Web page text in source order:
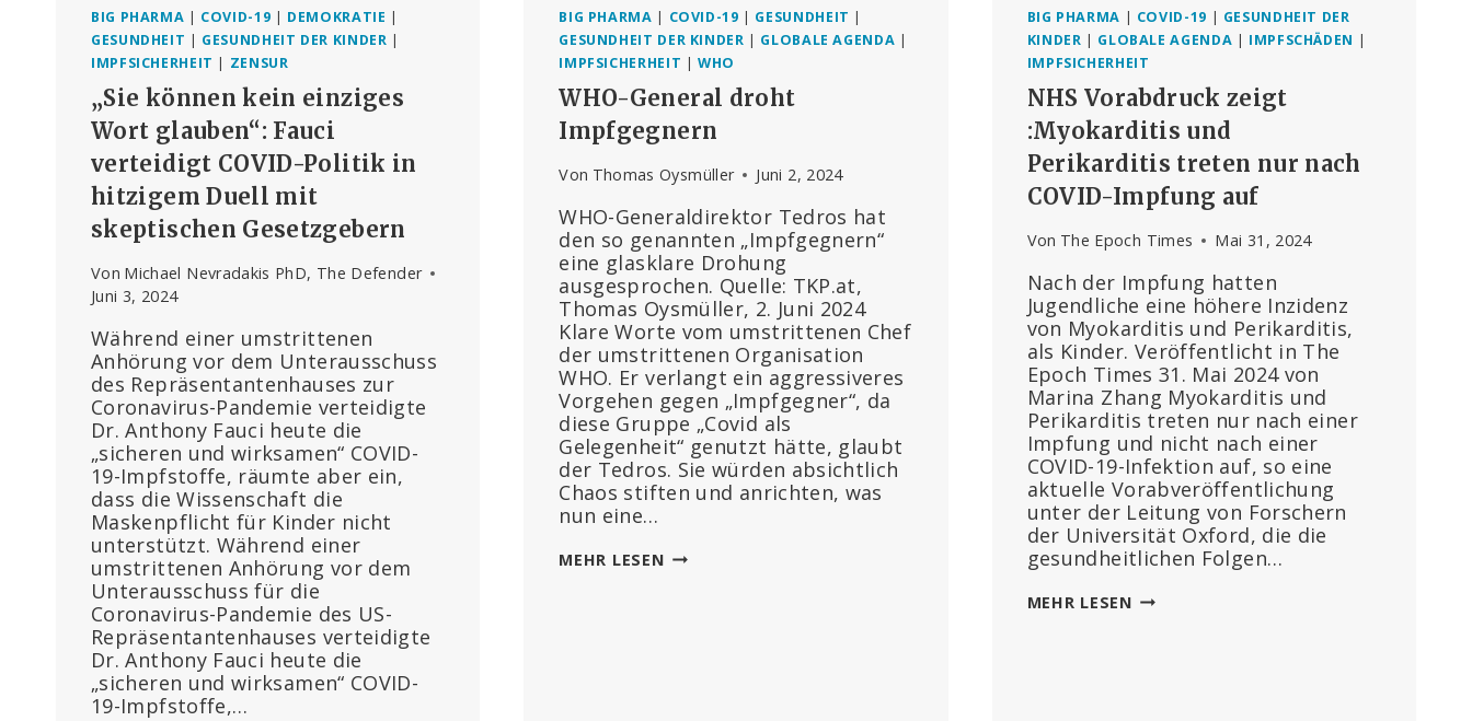
BIG PHARMA | COVID-19 | DEMOKRATIE |
GESUNDHEIT | GESUNDHEIT DER KINDER |
IMPFSICHERHEIT | ZENSUR
„Sie können kein einziges
Wort glauben“: Fauci
verteidigt COVID-Politik in
hitzigem Duell mit
skeptischen Gesetzgebern
Von Michael Nevradakis PhD, The Defender
Juni 3, 2024
Während einer umstrittenen
Anhörung vor dem Unterausschuss
des Repräsentantenhauses zur
Coronavirus-Pandemie verteidigte
Dr. Anthony Fauci heute die
„sicheren und wirksamen“ COVID-
19-Impfstoffe, räumte aber ein,
dass die Wissenschaft die
Maskenpflicht für Kinder nicht
unterstützt. Während einer
umstrittenen Anhörung vor dem
Unterausschuss für die
Coronavirus-Pandemie des US-
Repräsentantenhauses verteidigte
Dr. Anthony Fauci heute die
„sicheren und wirksamen“ COVID-
19-Impfstoffe,…
BIG PHARMA | COVID-19 | GESUNDHEIT |
GESUNDHEIT DER KINDER | GLOBALE AGENDA |
IMPFSICHERHEIT |WHO
WHO-General droht
Impfgegnern
Von Thomas Oysmüller Juni 2, 2024
WHO-Generaldirektor Tedros hat
den so genannten „Impfgegnern“
eine glasklare Drohung
ausgesprochen. Quelle: TKP.at,
Thomas Oysmüller, 2. Juni 2024
Klare Worte vom umstrittenen Chef
der umstrittenen Organisation
WHO. Er verlangt ein aggressiveres
Vorgehen gegen „Impfgegner“, da
diese Gruppe „Covid als
Gelegenheit“ genutzt hätte, glaubt
der Tedros. Sie würden absichtlich
Chaos stiften und anrichten, was
nun eine…
MEHR LESENWHO-
BIG PHARMA | COVID-19 | GESUNDHEIT DER
KINDER | GLOBALE AGENDA | IMPFSCHÄDEN |
IMPFSICHERHEIT
NHS Vorabdruck zeigt
:Myokarditis und
Perikarditis treten nur nach
COVID-Impfung auf
Von The Epoch Times Mai 31, 2024
Nach der Impfung hatten
Jugendliche eine höhere Inzidenz
von Myokarditis und Perikarditis,
als Kinder. Veröffentlicht in The
Epoch Times 31. Mai 2024 von
Marina Zhang Myokarditis und
Perikarditis treten nur nach einer
Impfung und nicht nach einer
COVID-19-Infektion auf, so eine
aktuelle Vorabveröffentlichung
unter der Leitung von Forschern
der Universität Oxford, die die
gesundheitlichen Folgen…
MEHR LESENNHS